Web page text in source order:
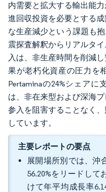
内需要と拡大する輸出能
進回収投資を必要とする
な生産減少という課題も
震探査解釈からリアルタ
入は、非生産時間を削減
果が老朽化資産の圧力を
Pertaminaの24%シェア
は、非在来型および深海
参入を阻害することなく
しています。
主要レポートの要点
展開場所別では、沖
56.20%をリードして
けて年平均成長率